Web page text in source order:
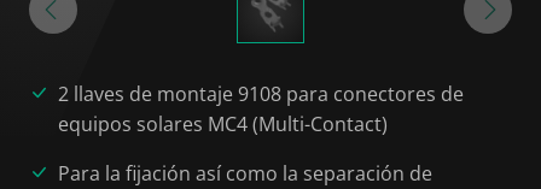
2 llaves de montaje 9108 para conectores de
equipos solares MC4 (Multi-Contact)
Para la fijación así como la separación de